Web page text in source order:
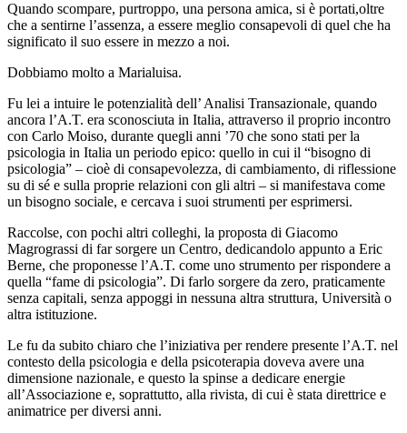
Quando scompare, purtroppo, una persona amica, si è portati,oltre
che a sentirne l’assenza, a essere meglio consapevoli di quel che ha
significato il suo essere in mezzo a noi.
Dobbiamo molto a Marialuisa.
Fu lei a intuire le potenzialità dell’ Analisi Transazionale, quando
ancora l’A.T. era sconosciuta in Italia, attraverso il proprio incontro
con Carlo Moiso, durante quegli anni ’70 che sono stati per la
psicologia in Italia un periodo epico: quello in cui il “bisogno di
psicologia” – cioè di consapevolezza, di cambiamento, di riflessione
su di sé e sulla proprie relazioni con gli altri – si manifestava come
un bisogno sociale, e cercava i suoi strumenti per esprimersi.
Raccolse, con pochi altri colleghi, la proposta di Giacomo
Magrograssi di far sorgere un Centro, dedicandolo appunto a Eric
Berne, che proponesse l’A.T. come uno strumento per rispondere a
quella “fame di psicologia”. Di farlo sorgere da zero, praticamente
senza capitali, senza appoggi in nessuna altra struttura, Università o
altra istituzione.
Le fu da subito chiaro che l’iniziativa per rendere presente l’A.T. nel
contesto della psicologia e della psicoterapia doveva avere una
dimensione nazionale, e questo la spinse a dedicare energie
all’Associazione e, soprattutto, alla rivista, di cui è stata direttrice e
animatrice per diversi anni.